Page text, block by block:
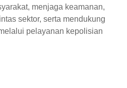
menjaga keamanan,
sektor, serta mendukung
pelayanan kepolisian